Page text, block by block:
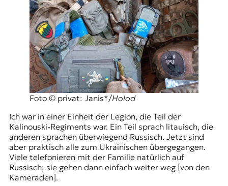
Foto © privat: Janis*/Holod
Ich war in einer Einheit der Legion, die Teil der
Kalinouski-Regiments war. Ein Teil sprach litauisch, die
anderen sprachen überwiegend Russisch. Jetzt sind
aber praktisch alle zum Ukrainischen übergegangen.
Viele telefonieren mit der Familie natürlich auf
Russisch; sie gehen dann einfach weiter weg [von den
Kameraden].